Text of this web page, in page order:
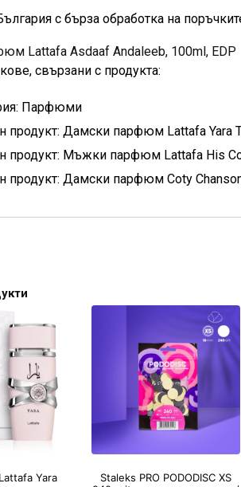
с бърза обработка на
Lattafa Asdaaf Andaleeb, 100ml, EDP
свързани с продукта:
Парфюми
продукт: Дамски парфюм Lattafa Yara
продукт: Мъжки парфюм Lattafa His
продукт: Дамски парфюм Coty Chanson
Yara
Staleks PRO PODODISC XS